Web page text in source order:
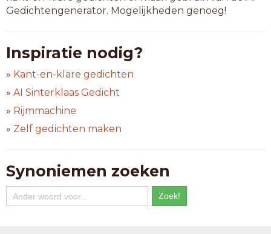
Gedichtengenerator. Mogelijkheden genoeg!
Inspiratie nodig?
» Kant-en-klare gedichten
» AI Sinterklaas Gedicht
» Rijmmachine
» Zelf gedichten maken
Synoniemen zoeken